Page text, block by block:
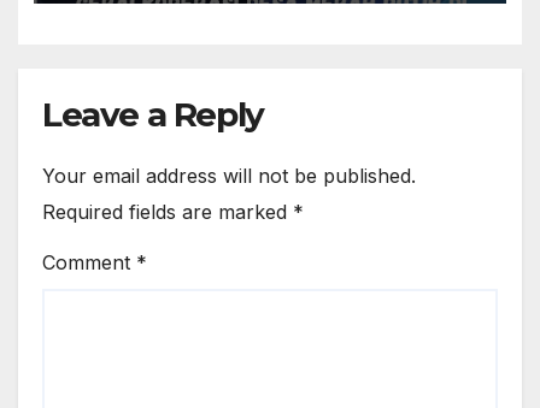
Leave a Reply
Your email address will not be published.
Required fields are marked *
Comment *